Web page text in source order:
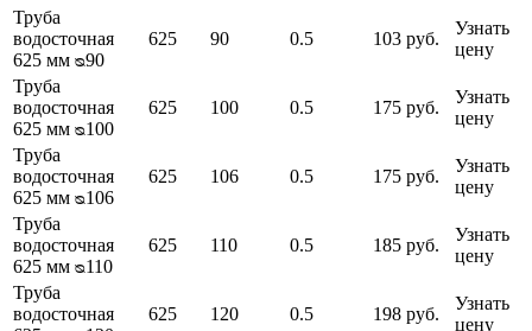
Труба
водосточная
625 мм ᴓ90
625 90 0.5 103 руб.
Узнать
цену
Труба
водосточная
625 мм ᴓ100
625 100 0.5 175 руб.
Узнать
цену
Труба
водосточная
625 мм ᴓ106
625 106 0.5 175 руб.
Узнать
цену
Труба
водосточная
625 мм ᴓ110
625 110 0.5 185 руб.
Узнать
цену
Труба
водосточная
625 120 0.5 198 руб.
Узнать
цену